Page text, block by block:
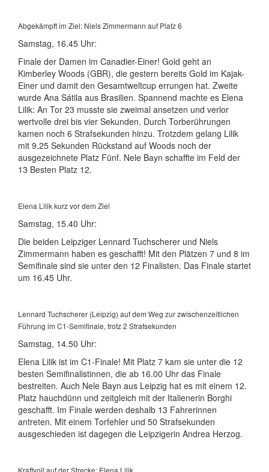
Abgekämpft im Ziel: Niels Zimmermann auf Platz 6
Samstag, 16.45 Uhr:
Finale der Damen im Canadier-Einer! Gold geht an
Kimberley Woods (GBR), die gestern bereits Gold im Kajak-
Einer und damit den Gesamtweltcup errungen hat. Zweite
wurde Ana Sátila aus Brasilien. Spannend machte es Elena
Lilik: An Tor 23 musste sie zweimal ansetzen und verlor
wertvolle drei bis vier Sekunden. Durch Torberührungen
kamen noch 6 Strafsekunden hinzu. Trotzdem gelang Lilik
mit 9,25 Sekunden Rückstand auf Woods noch der
ausgezeichnete Platz Fünf. Nele Bayn schaffte im Feld der
13 Besten Platz 12.
Elena Lilik kurz vor dem Ziel
Samstag, 15.40 Uhr:
Die beiden Leipziger Lennard Tuchscherer und Niels
Zimmermann haben es geschafft! Mit den Plätzen 7 und 8 im
Semifinale sind sie unter den 12 Finalisten. Das Finale startet
um 16.45 Uhr.
Lennard Tuchscherer (Leipzig) auf dem Weg zur zwischenzeitlichen
Führung im C1-Semifinale, trotz 2 Strafsekunden
Samstag, 14.50 Uhr:
Elena Lilik ist im C1-Finale! Mit Platz 7 kam sie unter die 12
besten Semifinalistinnen, die ab 16.00 Uhr das Finale
bestreiten. Auch Nele Bayn aus Leipzig hat es mit einem 12.
Platz hauchdünn und zeitgleich mit der Italienerin Borghi
geschafft. Im Finale werden deshalb 13 Fahrerinnen
antreten. Mit einem Torfehler und 50 Strafsekunden
ausgeschieden ist dagegen die Leipzigerin Andrea Herzog.
Kraftvoll auf der Strecke: Elena Lilik